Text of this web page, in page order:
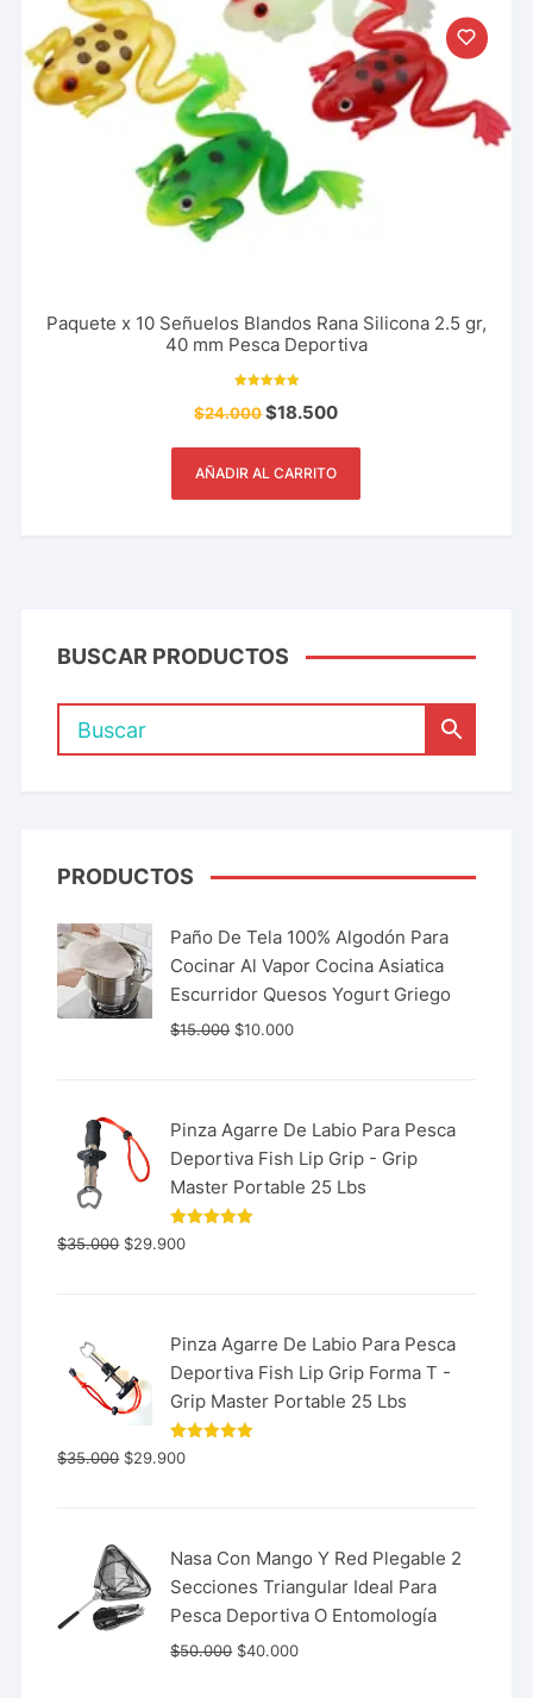
Paquete x 10 Señuelos Blandos Rana Silicona 2.5 gr,
40 mm Pesca Deportiva
5.00
de 5
$24.000$18.500
AÑADIR AL CARRITO
BUSCAR PRODUCTOS
PRODUCTOS
Paño De Tela 100% Algodón Para
Cocinar Al Vapor Cocina Asiatica
Escurridor Quesos Yogurt Griego
$15.000 $10.000
Pinza Agarre De Labio Para Pesca
Deportiva Fish Lip Grip - Grip
Master Portable 25 Lbs
Valorado
con
$35.000 $29.900
Pinza Agarre De Labio Para Pesca
Deportiva Fish Lip Grip Forma T -
Grip Master Portable 25 Lbs
Valorado
con
$35.000 $29.900
Nasa Con Mango Y Red Plegable 2
Secciones Triangular Ideal Para
Pesca Deportiva O Entomología
$50.000 $40.000